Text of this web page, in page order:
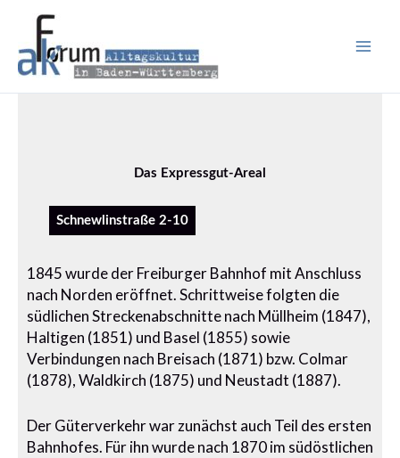
springen
Das Expressgut-Areal
Schnewlinstraße 2-10
1845 wurde der Freiburger Bahnhof mit Anschluss
nach Norden eröffnet. Schrittweise folgten die
südlichen Streckenabschnitte nach Müllheim (1847),
Haltigen (1851) und Basel (1855) sowie
Verbindungen nach Breisach (1871) bzw. Colmar
(1878), Waldkirch (1875) und Neustadt (1887).
Der Güterverkehr war zunächst auch Teil des ersten
Bahnhofes. Für ihn wurde nach 1870 im südöstlichen